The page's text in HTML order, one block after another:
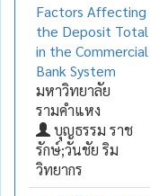
Factors Affecting
the Deposit Total
in the Commercial
Bank System
มหาวิทยาลัย
รามคำแหง
บุญธรรม ราช
รักษ์;วันชัย ริม
วิทยากร